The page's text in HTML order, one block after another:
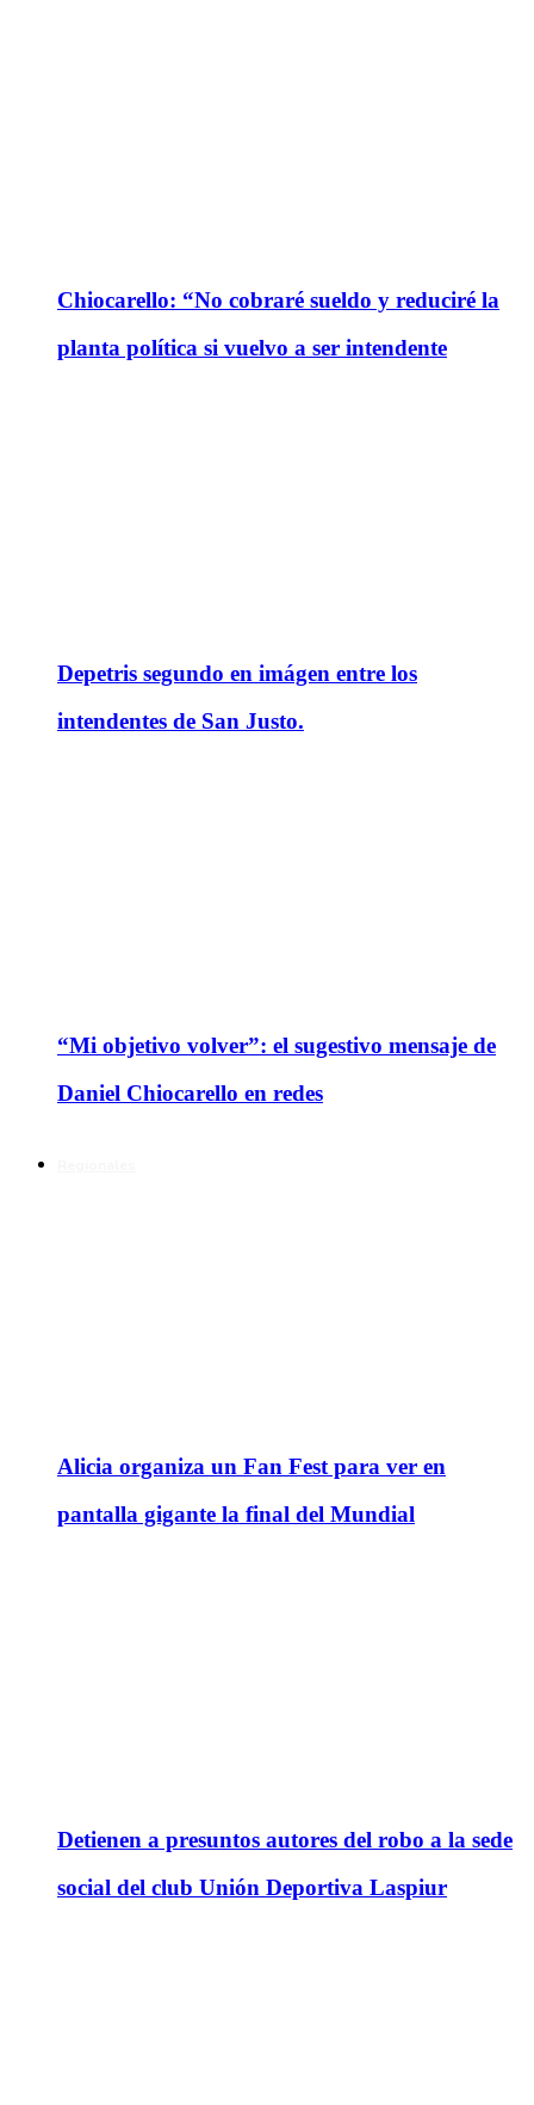
Chiocarello: “No cobraré sueldo y reduciré la
planta política si vuelvo a ser intendente
Depetris segundo en imágen entre los
intendentes de San Justo.
“Mi objetivo volver”: el sugestivo mensaje de
Daniel Chiocarello en redes
Alicia organiza un Fan Fest para ver en
pantalla gigante la final del Mundial
Detienen a presuntos autores del robo a la sede
social del club Unión Deportiva Laspiur